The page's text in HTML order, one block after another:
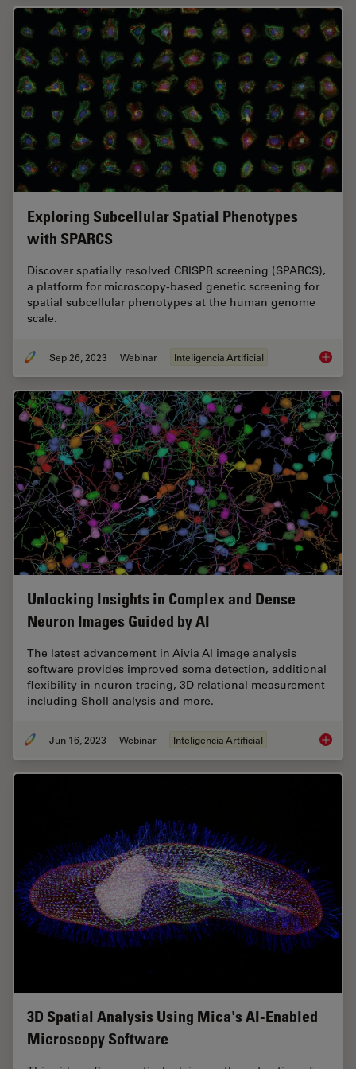
Exploring Subcellular Spatial Phenotypes
with SPARCS
Discover spatially resolved CRISPR screening (SPARCS),
a platform for microscopy-based genetic screening for
spatial subcellular phenotypes at the human genome
scale.
Sep 26, 2023 Webinar Inteligencia Artificial
Unlocking Insights in Complex and Dense
Neuron Images Guided by AI
The latest advancement in Aivia AI image analysis
software provides improved soma detection, additional
flexibility in neuron tracing, 3D relational measurement
including Sholl analysis and more.
Jun 16, 2023 Webinar Inteligencia Artificial
3D Spatial Analysis Using Mica's AI-Enabled
Microscopy Software